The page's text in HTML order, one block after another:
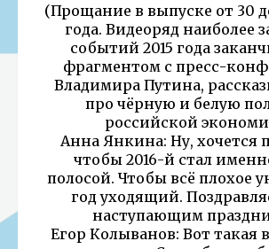
(Прощание в выпуске от 30
года. Видеоряд наиболее
событий 2015 года
фрагментом с пресс-
Владимира Путина,
про чёрную и белую
российской
Анна Янкина: Ну, хочется
чтобы 2016-й стал
полосой. Чтобы всё плохое
год уходящий.
наступающим
Егор Колыванов: Вот такая